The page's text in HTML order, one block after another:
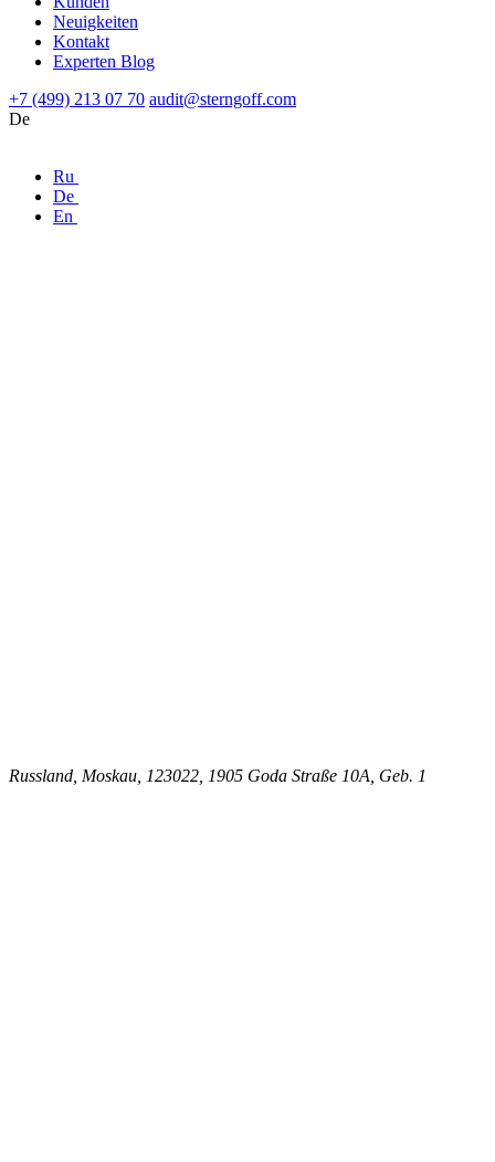
Neuigkeiten
Kontakt
Experten Blog
+7 (499) 213 07 70 audit@sterngoff.com
De
Ru
De
En
Russland, Moskau, 123022, 1905 Goda Straße 10A, Geb. 1